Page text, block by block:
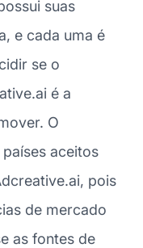
suas
e cada uma é
se o
é a
O
aceitos
pois
de mercado
as fontes de